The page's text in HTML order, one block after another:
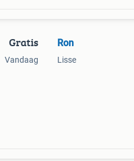
Gratis
Vandaag
Ron
Lisse